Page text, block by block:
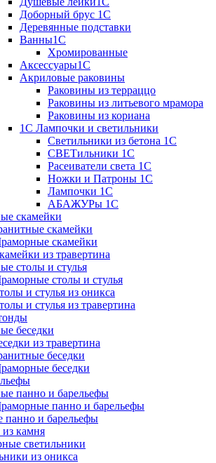
Доборный брус 1С
Деревянные подставки
Ванны1С
Хромированные
Аксессуары1С
Акриловые раковины
Раковины из терраццо
Раковины из литьевого мрамора
Раковины из кориана
1С Лампочки и светильники
Светильники из бетона 1С
СВЕТильники 1С
Расеиватели света 1С
Ножки и Патроны 1С
Лампочки 1С
АБАЖУРы 1С
скамейки
скамейки
скамейки
из травертина
столы и стулья
столы и стулья
и стулья из оникса
и стулья из травертина
беседки
из травертина
беседки
беседки
панно и барельефы
панно и барельефы
и барельефы
камня
светильники
из оникса